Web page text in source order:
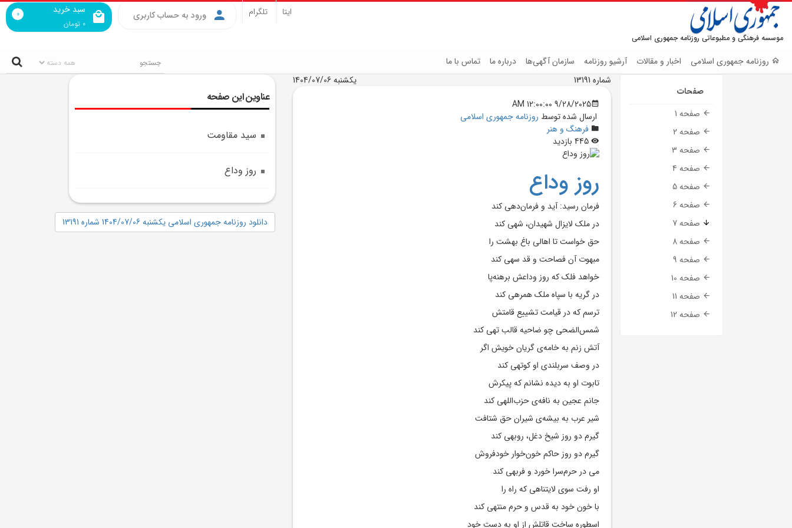
موسسه فرهنگی و مطبوعاتی روزنامه جمهوری اسلامی
سبد خرید
0 تومان
0 ورود به حساب کاربری ایتا تلگرام
روزنامه جمهوری اسلامی اخبار و مقالات آرشیو روزنامه سازمان آگهی‌ها درباره ما تماس با ما
صفحات
صفحه 1
صفحه 2
صفحه 3
صفحه 4
صفحه 5
صفحه 6
صفحه 7
صفحه 8
صفحه 9
صفحه 10
صفحه 11
صفحه 12
شماره 13191
یکشنبه 1404/07/06
9/28/2025 12:00:00 AM
ارسال شده توسط روزنامه جمهوری اسلامی
فرهنگ و هنر
روز وداع
فرمان رسید: آید و فرمان‌دهی کند
در ملک لایزال شهیدان، شهی کند
حق خواست تا اهالی باغ بهشت را
مبهوت آن فصاحت و قد سهی کند
خواهد فلک که روز وداعش برهنه‌پا
در گریه با سپاه ملک همرهی کند
ترسم که در قیامت تشییع قامتش
شمس‌الضحی چو ضاحیه قالب تهی کند
آتش زنم به خامه‌ی گریان خویش اگر
در وصف سربلندی او کوتهی کند
تابوت او به دیده نشانم که پیکرش
جانم عجین به نافه‌ی حزب‌اللهی کند
شیر عرب به بیشه‌ی شیران حق شتافت
گیرم دو روز شیخ دغل، روبهی کند
گیرم دو روز حاکم خون‌خوار خودفروش
می در حرم‌سرا خورد و فربهی کند
او رفت سوی لایتناهی که راه را
با خون خود به قدس و حرم منتهی کند
اسطوره ساخت قاتلش از او به دست خود
عناوین این صفحه
سيد مقاومت
روز وداع
دانلود روزنامه جمهوری اسلامی یکشنبه 1404/07/06 شماره 13191